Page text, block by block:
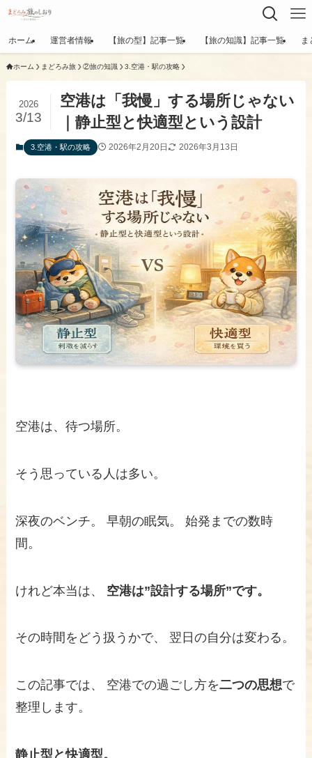
ホーム 運営者情報 【旅の型】記事一覧 【旅の知識】記事一覧 ま
ホーム まどろみ旅 ②旅の知識 ​3.空港・駅の攻略
空港は「我慢」する場所じゃない
｜静止型と快適型という設計
2026
3/13
​3.空港・駅の攻略 2026年2月20日 2026年3月13日
空港は、待つ場所。
そう思っている人は多い。
深夜のベンチ。 早朝の眠気。 始発までの数時
間。
けれど本当は、 空港は”設計する場所”です。
その時間をどう扱うかで、 翌日の自分は変わる。
この記事では、 空港での過ごし方を二つの思想で
整理します。
静止型と快適型。